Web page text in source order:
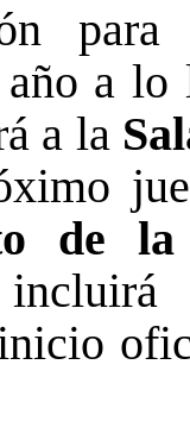
año a
a la
de
inicio